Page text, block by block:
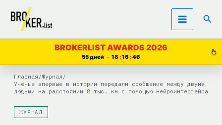
Перейти
содержимому
BROKERLIST AWARDS 2026
55 дней 18 16 46
Главная /Журнал /
Учёные впервые в истории передали сообщение между двумя
людьми на расстоянии 8 тыс. км с помощью нейроинтерфейса
ЖУРНАЛ